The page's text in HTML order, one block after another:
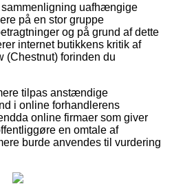
uafhængige
på en stor gruppe
og på grund af dette
internet butikkens kritik af
(Chestnut) forinden du
tilpas anstændige
i online forhandlerens
online firmaer som giver
en omtale af
burde anvendes til vurdering